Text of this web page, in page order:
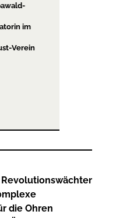
im
Verein
die Ohren